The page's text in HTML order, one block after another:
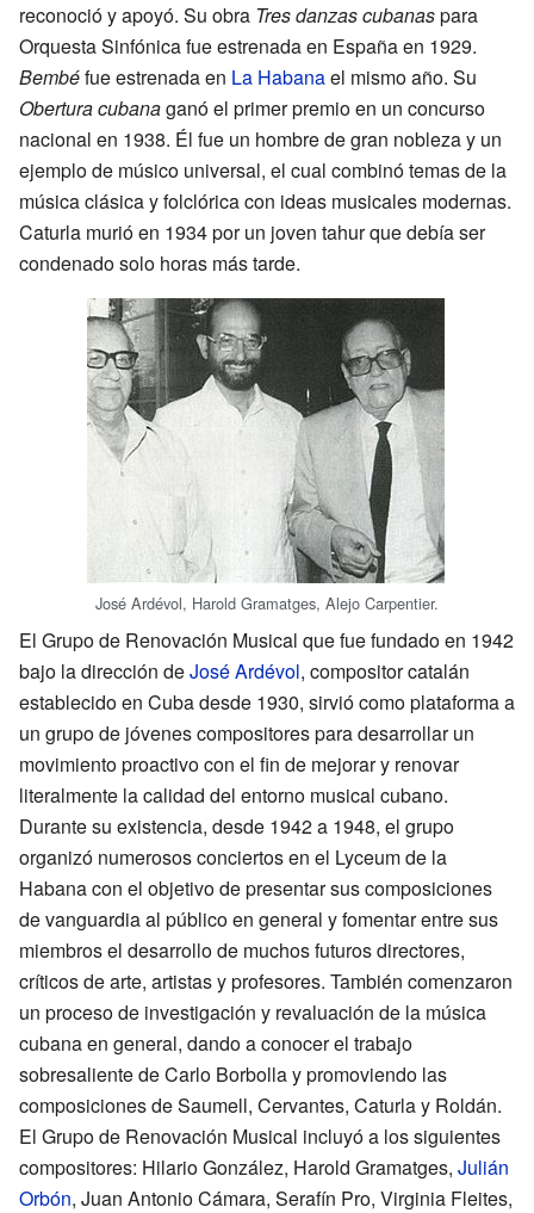
reconoció y apoyó. Su obra Tres danzas cubanaspara
Orquesta Sinfónica fue estrenada en España en 1929.
Bembéfue estrenada en La Habanael mismo año. Su
Obertura cubanaganó el primer premio en un concurso
nacional en 1938. Él fue un hombre de gran nobleza y un
ejemplo de músico universal, el cual combinó temas de la
música clásica y folclórica con ideas musicales modernas.
Caturla murió en 1934 por un joven tahur que debía ser
condenado solo horas más tarde.
José Ardévol, Harold Gramatges, Alejo Carpentier.
El Grupo de Renovación Musical que fue fundado en 1942
bajo la dirección deJosé Ardévol, compositor catalán
establecido en Cuba desde 1930, sirvió como plataforma a
un grupo de jóvenes compositores para desarrollar un
movimiento proactivo con el fin de mejorar y renovar
literalmente la calidad del entorno musical cubano.
Durante su existencia, desde 1942 a 1948, el grupo
organizó numerosos conciertos en el Lyceum de la
Habana con el objetivo de presentar sus composiciones
de vanguardia al público en general y fomentar entre sus
miembros el desarrollo de muchos futuros directores,
críticos de arte, artistas y profesores. También comenzaron
un proceso de investigación y revaluación de la música
cubana en general, dando a conocer el trabajo
sobresaliente de Carlo Borbolla y promoviendo las
composiciones de Saumell, Cervantes, Caturla y Roldán.
El Grupo de Renovación Musical incluyó a los siguientes
compositores: Hilario González, Harold Gramatges, Julián
Orbón, Juan Antonio Cámara, Serafín Pro, Virginia Fleites,